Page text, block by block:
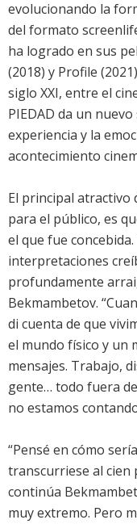
evolucionando la
del formato
ha logrado en sus
(2018) y Profile
siglo XXI, entre el
PIEDAD da un
experiencia y la
acontecimiento
El principal atractivo
para el público, es
el que fue
interpretaciones
profundamente
Bekmambetov.
di cuenta de que
el mundo físico y un
mensajes. Trabajo,
gente… todo fuera
no estamos
“Pensé en cómo
transcurriese al cien
continúa
muy extremo. Pero